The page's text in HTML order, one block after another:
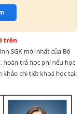
trên
SGK mới nhất của Bộ
hoàn trả học phí nếu học
khảo chi tiết khoá học tại: